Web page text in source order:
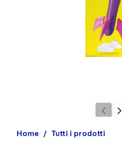
Home Tutti i prodotti